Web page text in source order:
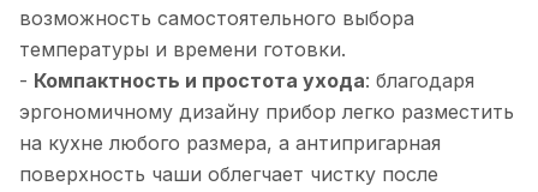
возможность самостоятельного выбора
температуры и времени готовки.
- Компактность и простота ухода: благодаря
эргономичному дизайну прибор легко разместить
на кухне любого размера, а антипригарная
поверхность чаши облегчает чистку после